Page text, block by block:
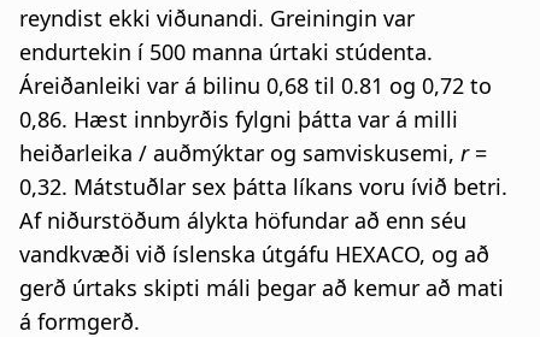
reyndist ekki viðunandi. Greiningin var
endurtekin í 500 manna úrtaki stúdenta.
Áreiðanleiki var á bilinu 0,68 til 0.81 og 0,72 to
0,86. Hæst innbyrðis fylgni þátta var á milli
heiðarleika / auðmýktar og samviskusemi, r =
0,32. Mátstuðlar sex þátta líkans voru ívið betri.
Af niðurstöðum álykta höfundar að enn séu
vandkvæði við íslenska útgáfu HEXACO, og að
gerð úrtaks skipti máli þegar að kemur að mati
á formgerð.